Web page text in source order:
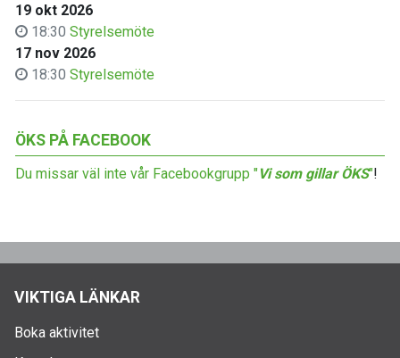
19 okt 2026
18:30 Styrelsemöte
17 nov 2026
18:30 Styrelsemöte
ÖKS PÅ FACEBOOK
Du missar väl inte vår Facebookgrupp "Vi som gillar ÖKS"!
VIKTIGA LÄNKAR
Boka aktivitet